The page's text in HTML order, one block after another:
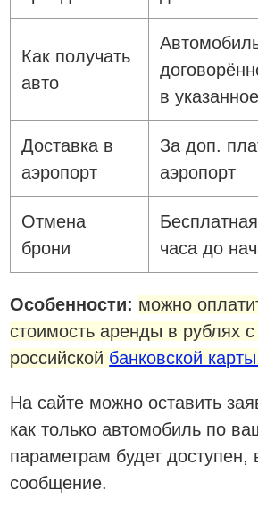
Как получать
авто
в
Доставка в
аэропорт
За доп.
аэропорт
Отмена
брони
часа до
Особенности: можно
стоимость аренды в рублях
российской банковской
На сайте можно оставить
как только автомобиль по
параметрам будет доступен,
сообщение.